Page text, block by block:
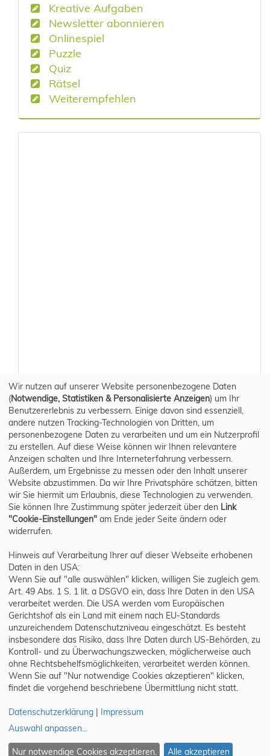
Kreative Aufgaben
Newsletter abonnieren
Onlinespiel
Puzzle
Quiz
Rätsel
Weiterempfehlen
Gewinnspiel eintragen
|Cookie-Einstellungen
Wir nutzen auf unserer Website personenbezogene Daten
(Notwendige, Statistiken & Personalisierte Anzeigen) um Ihr
Benutzererlebnis zu verbessern. Einige davon sind essenziell,
andere nutzen Tracking-Technologien von Dritten, um
personenbezogene Daten zu verarbeiten und um ein Nutzerprofil
zu erstellen. Auf diese Weise können wir Ihnen relevantere
Anzeigen schalten und Ihre Interneterfahrung verbessern.
Außerdem, um Ergebnisse zu messen oder den Inhalt unserer
Website abzustimmen. Da wir Ihre Privatsphäre schätzen, bitten
wir Sie hiermit um Erlaubnis, diese Technologien zu verwenden.
Sie können Ihre Zustimmung später jederzeit über den Link
"Cookie-Einstellungen" am Ende jeder Seite ändern oder
widerrufen.
Hinweis auf Verarbeitung Ihrer auf dieser Webseite erhobenen
Daten in den USA:
Wenn Sie auf "alle auswählen" klicken, willigen Sie zugleich gem.
Art. 49 Abs. 1 S. 1 lit. a DSGVO ein, dass Ihre Daten in den USA
verarbeitet werden. Die USA werden vom Europäischen
Gerichtshof als ein Land mit einem nach EU-Standards
unzureichendem Datenschutzniveau eingeschätzt. Es besteht
insbesondere das Risiko, dass Ihre Daten durch US-Behörden, zu
Kontroll- und zu Überwachungszwecken, möglicherweise auch
ohne Rechtsbehelfsmöglichkeiten, verarbeitet werden können.
Wenn Sie auf "Nur notwendige Cookies akzeptieren" klicken,
findet die vorgehend beschriebene Übermittlung nicht statt.
Datenschutzerklärung | Impressum
Auswahl anpassen...
Nur notwendige Cookies akzeptieren. Alle akzeptieren